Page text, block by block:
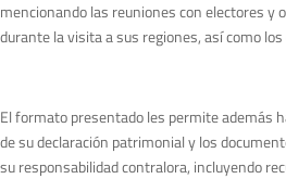
mencionando las reuniones con electores y
durante la visita a sus regiones, así como
El formato presentado les permite además
de su declaración patrimonial y los
su responsabilidad contralora, incluyendo